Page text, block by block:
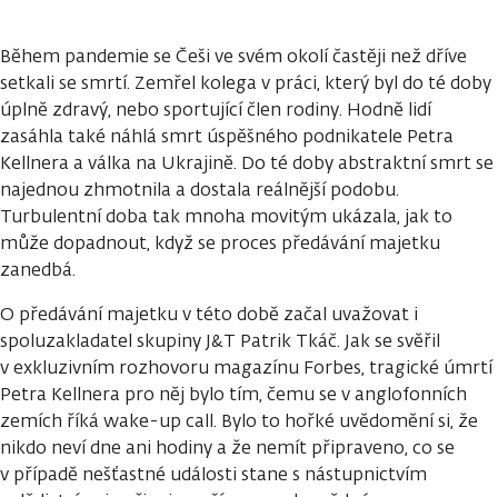
Během pandemie se Češi ve svém okolí častěji než dříve
setkali se smrtí. Zemřel kolega v práci, který byl do té doby
úplně zdravý, nebo sportující člen rodiny. Hodně lidí
zasáhla také náhlá smrt úspěšného podnikatele Petra
Kellnera a válka na Ukrajině. Do té doby abstraktní smrt se
najednou zhmotnila a dostala reálnější podobu.
Turbulentní doba tak mnoha movitým ukázala, jak to
může dopadnout, když se proces předávání majetku
zanedbá.
O předávání majetku v této době začal uvažovat i
spoluzakladatel skupiny J&T Patrik Tkáč. Jak se svěřil
v exkluzivním rozhovoru magazínu Forbes, tragické úmrtí
Petra Kellnera pro něj bylo tím, čemu se v anglofonních
zemích říká wake-up call. Bylo to hořké uvědomění si, že
nikdo neví dne ani hodiny a že nemít připraveno, co se
v případě nešťastné události stane s nástupnictvím